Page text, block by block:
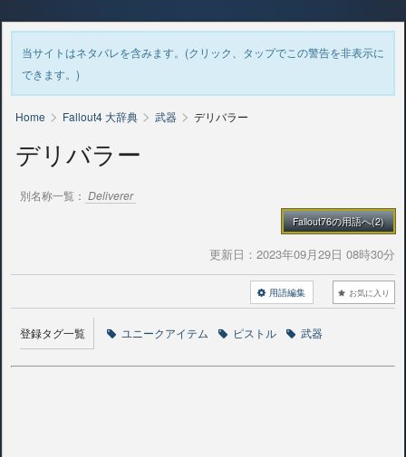
当サイトはネタバレを含みます。(クリック、タップでこの警告を非表示に
できます。)
Home > Fallout4 大辞典 > 武器 > デリバラー
デリバラー
別名称一覧： Deliverer
Fallout76の用語へ(2)
更新日： 2023年09月29日 08時30分
お気に入り
用語編集
登録タグ一覧 ユニークアイテム ピストル 武器